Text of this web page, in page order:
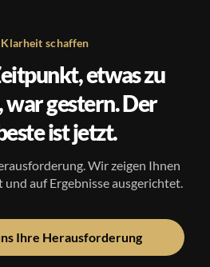
schaffen
etwas zu
war gestern. Der
ist jetzt.
Wir zeigen Ihnen
und auf Ergebnisse ausgerichtet.
Ihre Herausforderung